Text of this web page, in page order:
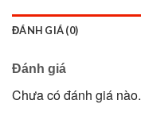
ĐÁNH GIÁ (0)
Đánh giá
Chưa có đánh giá nào.